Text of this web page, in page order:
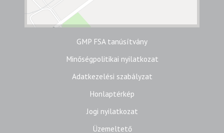
GMP FSA tanúsítvány
Minőségpolitikai nyilatkozat
Adatkezelési szabályzat
Honlaptérkép
Jogi nyilatkozat
Üzemeltető